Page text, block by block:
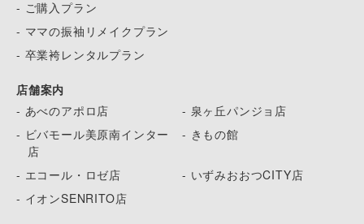
- ご購入プラン
- ママの振袖リメイクプラン
- 卒業袴レンタルプラン
店舗案内
- あべのアポロ店
- 泉ヶ丘パンジョ店
- ビバモール美原南インター
店
- きもの館
- エコール・ロゼ店
- いずみおおつCITY店
- イオンSENRITO店